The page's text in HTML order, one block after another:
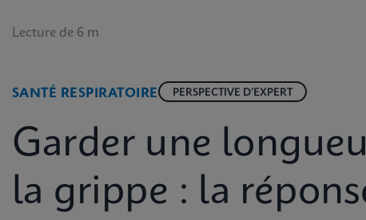
Lecture de 6 m
SANTÉ RESPIRATOIRE PERSPECTIVE D’EXPERT
Garder une
la grippe : la